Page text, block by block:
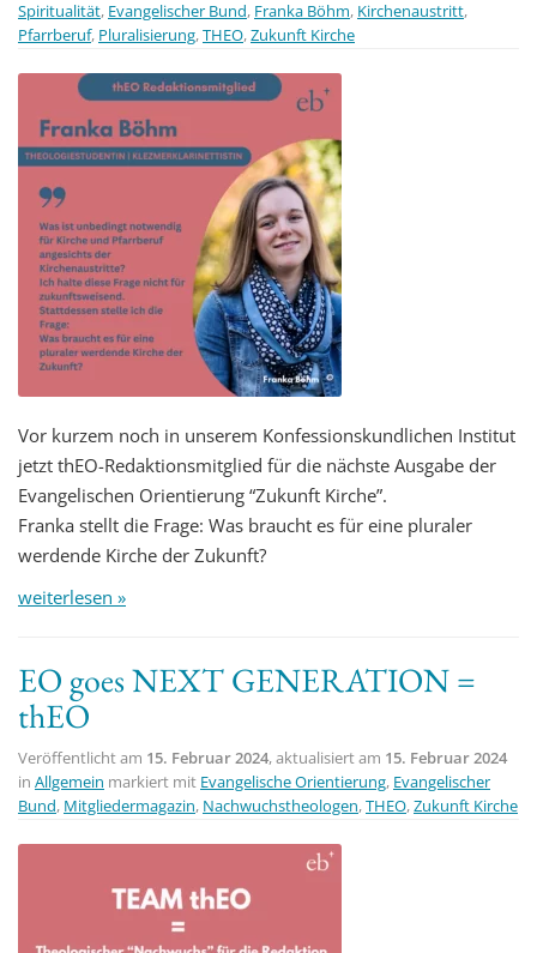
Spiritualität, Evangelischer Bund, Franka Böhm, Kirchenaustritt,
Pfarrberuf, Pluralisierung,THEO,Zukunft Kirche
Vor kurzem noch in unserem Konfessionskundlichen Institut
jetzt thEO-Redaktionsmitglied für die nächste Ausgabe der
Evangelischen Orientierung “Zukunft Kirche”.
Franka stellt die Frage: Was braucht es für eine pluraler
werdende Kirche der Zukunft?
weiterlesen »
EO goes NEXT GENERATION =
thEO
Veröffentlicht am 15. Februar 2024, aktualisiert am 15. Februar 2024
in Allgemein markiert mit Evangelische Orientierung, Evangelischer
Bund, Mitgliedermagazin, Nachwuchstheologen,THEO,Zukunft Kirche